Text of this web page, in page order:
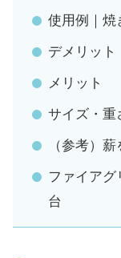
使用例｜焼
デメリット
メリット
サイズ・重
（参考）
ファイアグ
台